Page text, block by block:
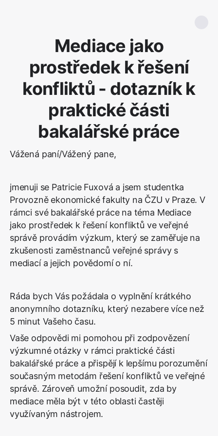
Mediace jako
prostředek k řešení
konfliktů - dotazník k
praktické části
bakalářské práce
Vážená paní/Vážený pane,
jmenuji se Patricie Fuxová a jsem studentka
Provozně ekonomické fakulty na ČZU v Praze. V
rámci své bakalářské práce na téma Mediace
jako prostředek k řešení konfliktů ve veřejné
správě provádím výzkum, který se zaměřuje na
zkušenosti zaměstnanců veřejné správy s
mediací a jejich povědomí o ní.
Ráda bych Vás požádala o vyplnění krátkého
anonymního dotazníku, který nezabere více než
5 minut Vašeho času.
Vaše odpovědi mi pomohou při zodpovězení
výzkumné otázky v rámci praktické části
bakalářské práce a přispějí k lepšímu porozumění
současným metodám řešení konfliktů ve veřejné
správě. Zároveň umožní posoudit, zda by
mediace měla být v této oblasti častěji
využívaným nástrojem.